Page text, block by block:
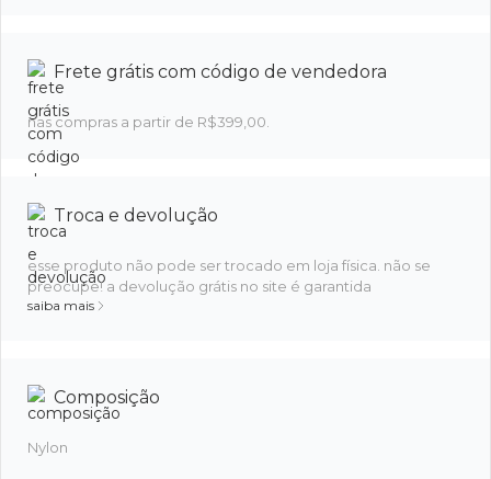
Frete grátis com código de vendedora
nas compras a partir de R$399,00.
Troca e devolução
esse produto não pode ser trocado em loja física. não se
preocupe! a devolução grátis no site é garantida
saiba mais
Composição
Nylon